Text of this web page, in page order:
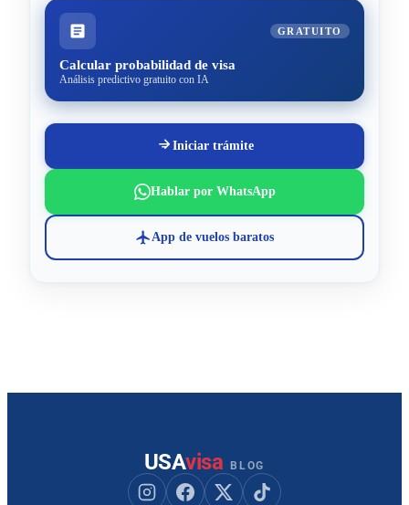
Calcular probabilidad de visa
Análisis predictivo gratuito con IA
GRATUITO
Iniciar trámite
Hablar por WhatsApp
App de vuelos baratos
USAvisa BLOG
Seguir a USAvisa en Instagram
Seguir a USAvisa en Facebook
Seguir a USAvisa en X
Seguir a USAvisa en